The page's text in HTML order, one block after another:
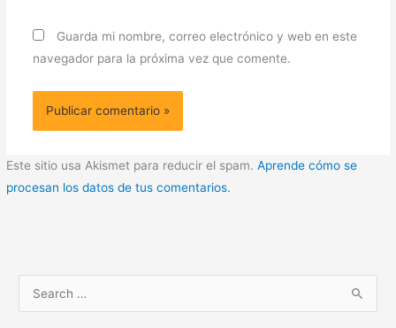
Guarda mi nombre, correo electrónico y web en este
navegador para la próxima vez que comente.
Este sitio usa Akismet para reducir el spam.Aprende cómo se
procesan los datos de tus comentarios.
u